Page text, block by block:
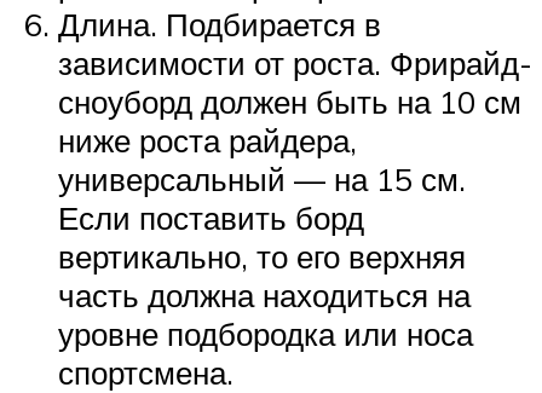
Длина. Подбирается в
зависимости от роста. Фрирайд-
сноуборд должен быть на 10 см
ниже роста райдера,
универсальный — на 15 см.
Если поставить борд
вертикально, то его верхняя
часть должна находиться на
уровне подбородка или носа
спортсмена.